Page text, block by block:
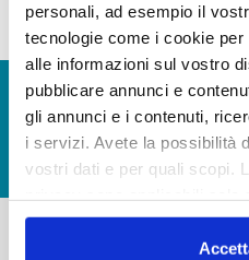
personali, ad esempio il
tecnologie come i cookie
alle informazioni sul vostro
pubblicare annunci e
gli annunci e i contenuti,
i servizi. Avete la possibilità
vostri dati e per quali scopi.
in cui avete effettuato le
modificare o revocare il
© Copyright 2017 - 2026